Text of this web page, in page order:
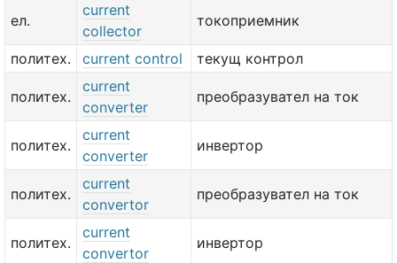
ел.
current
collector
токоприемник
политех. current control текущ контрол
политех.
current
converter
преобразувател на ток
политех.
current
converter
инвертор
политех.
current
convertor
преобразувател на ток
политех.
current
convertor
инвертор